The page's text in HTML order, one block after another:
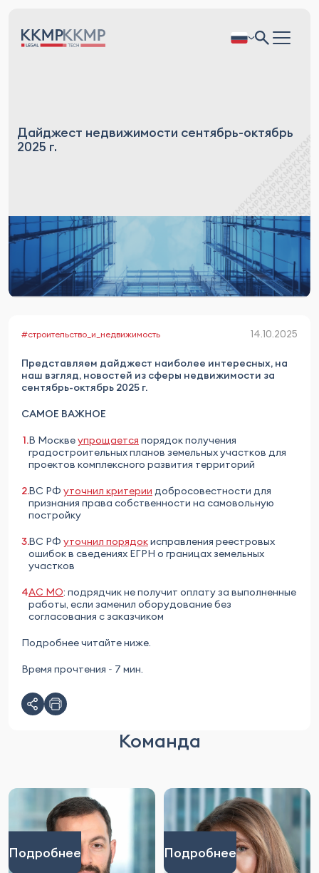
Дайджест недвижимости сентябрь-октябрь
2025 г.
#строительство_и_недвижимость 14.10.2025
Представляем дайджест наиболее интересных, на
наш взгляд, новостей из сферы недвижимости за
сентябрь-октябрь 2025 г.
САМОЕ ВАЖНОЕ
В Москвеупрощается порядок получения
градостроительных планов земельных участков для
проектов комплексного развития территорий
ВС РФ уточнил критерии добросовестности для
признания права собственности на самовольную
постройку
ВС РФ уточнил порядокисправления реестровых
ошибок в сведениях ЕГРН о границах земельных
участков
АС МО: подрядчик не получит оплату за выполненные
работы, если заменил оборудование без
согласования с заказчиком
Подробнее читайте ниже.
Время прочтения ~ 7 мин.
Команда
Подробнее Подробнее